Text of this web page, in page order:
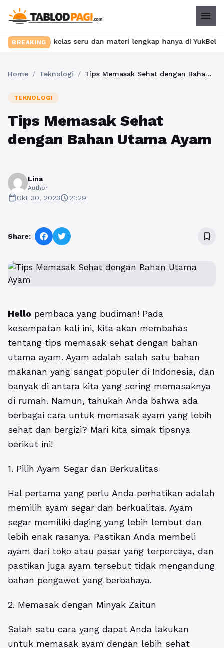
menu
BREAKING
kelas seru dan materi lengkap hanya di
Home / Teknologi / Tips Memasak Sehat dengan Bahan Utama Ayam
TEKNOLOGI
Tips Memasak Sehat
dengan Bahan Utama Ayam
Lina
Author
calendar_todayOkt 30, 2023schedule21:29
Share: bookmark_border
Hello pembaca yang budiman! Pada
kesempatan kali ini, kita akan membahas
tentang tips memasak sehat dengan bahan
utama ayam. Ayam adalah salah satu bahan
makanan yang sangat populer di Indonesia, dan
banyak di antara kita yang sering memasaknya
di rumah. Namun, tahukah Anda bahwa ada
berbagai cara untuk memasak ayam yang lebih
sehat dan bergizi? Mari kita simak tipsnya
berikut ini!
1. Pilih Ayam Segar dan Berkualitas
Hal pertama yang perlu Anda perhatikan adalah
memilih ayam segar dan berkualitas. Ayam
segar memiliki daging yang lebih lembut dan
lebih enak rasanya. Pastikan Anda membeli
ayam dari toko atau pasar yang terpercaya, dan
pastikan juga ayam tersebut tidak mengandung
bahan pengawet yang berbahaya.
2. Memasak dengan Minyak Zaitun
Salah satu cara yang dapat Anda lakukan
untuk memasak ayam dengan lebih sehat